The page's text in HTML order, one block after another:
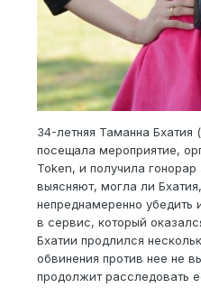
34-летняя Таманна Бхатия
посещала мероприятие,
Token, и получила
выясняют, могла ли
непреднамеренно убедить
в сервис, который
Бхатии продлился
обвинения против нее не
продолжит расследовать